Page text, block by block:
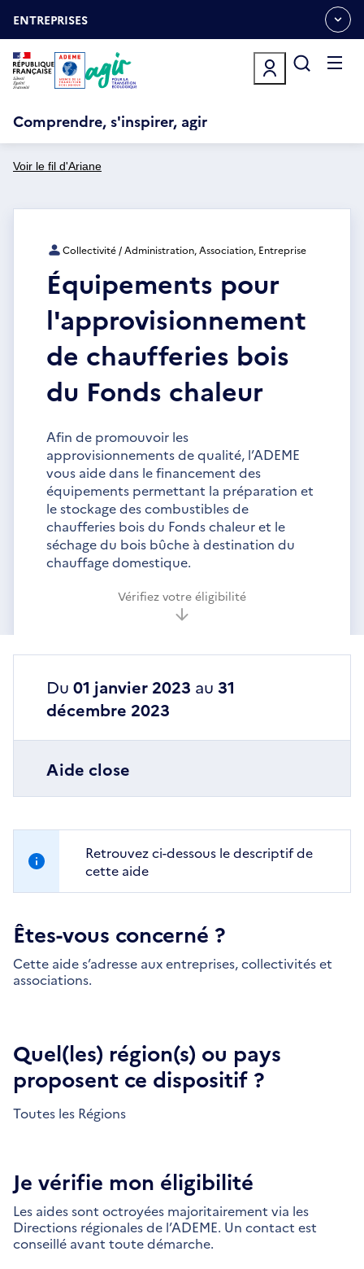
auOUVRIR
LE
MENU
ESPACE
ENTREPRISES
Comprendre, s'inspirer, agir
Voir le fil d'Ariane
Collectivité / Administration, Association, Entreprise
Équipements pour
l'approvisionnement
de chaufferies bois
du Fonds chaleur
Afin de promouvoir les
approvisionnements de qualité, l’ADEME
vous aide dans le financement des
équipements permettant la préparation et
le stockage des combustibles de
chaufferies bois du Fonds chaleur et le
séchage du bois bûche à destination du
chauffage domestique.
Vérifiez votre éligibilité
Du 01 janvier 2023 au 31
décembre 2023
Aide close
Retrouvez ci-dessous le descriptif de
cette aide
Êtes-vous concerné ?
Cette aide s’adresse aux entreprises, collectivités et
associations.
Quel(les) région(s) ou pays
proposent ce dispositif ?
Toutes les Régions
Je vérifie mon éligibilité
Les aides sont octroyées majoritairement via les
Directions régionales de l’ADEME. Un contact est
conseillé avant toute démarche.